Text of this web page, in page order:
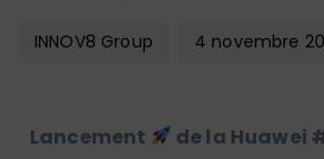
INNOV8 Group 4 novembre
Lancement
de la Huawei